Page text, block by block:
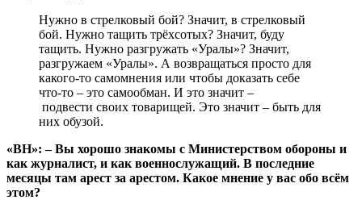
Нужно в стрелковый бой? Значит, в стрелковый
бой. Нужно тащить трёхсотых? Значит, буду
тащить. Нужно разгружать «Уралы»? Значит,
разгружаем «Уралы». А возвращаться просто для
какого-то самомнения или чтобы доказать себе
что-то – это самообман. И это значит –
подвести своих товарищей. Это значит – быть для
них обузой.
«ВН»: – Вы хорошо знакомы с Министерством обороны и
как журналист, и как военнослужащий. В последние
месяцы там арест за арестом. Какое мнение у вас обо всём
этом?